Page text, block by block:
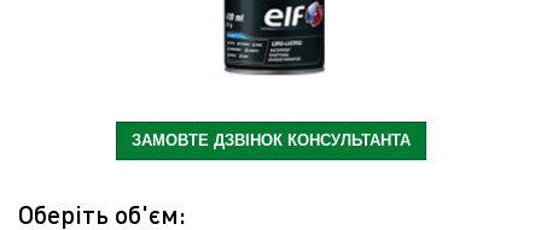
ЗАМОВТЕ ДЗВІНОК КОНСУЛЬТАНТА
Оберіть об'єм: